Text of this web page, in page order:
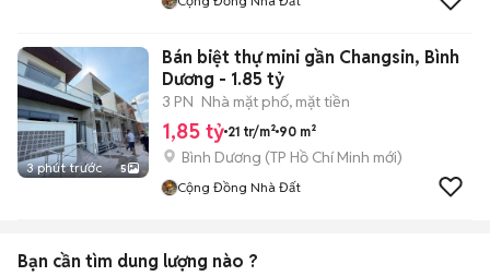
3 phút trước 5
Bán biệt thự mini gần Changsin, Bình
Dương - 1.85 tỷ
3 PN Nhà mặt phố, mặt tiền
1,85 tỷ 21 tr/m² 90 m²
Bình Dương (TP Hồ Chí Minh mới)
Cộng Đồng Nhà Đất
Bạn cần tìm dung lượng nào ?